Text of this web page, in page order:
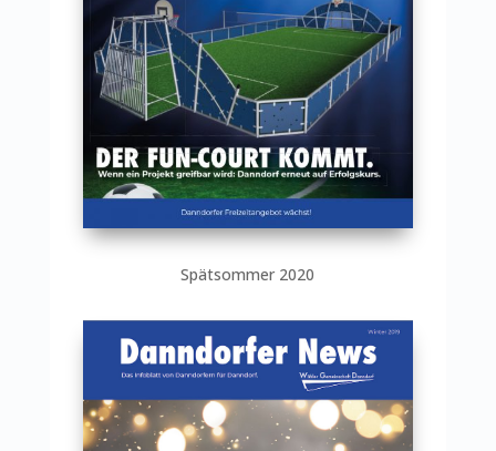
Spätsommer 2020